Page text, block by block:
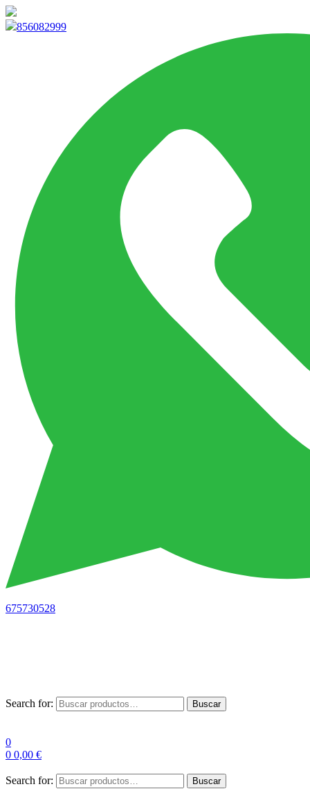
856082999
675730528
Search for: Buscar
0
0 0,00 €
Search for: Buscar